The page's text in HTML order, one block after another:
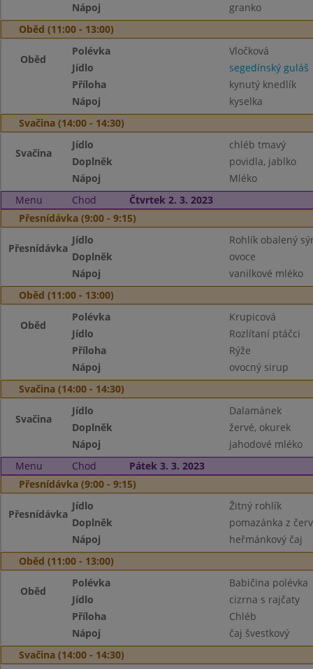
Nápoj
granko
Oběd (11:00 - 13:00)
Oběd
Polévka
Vločková
Jídlo
segedínský guláš
Příloha
kynutý knedlík
Nápoj
kyselka
Svačina (14:00 - 14:30)
Svačina
Jídlo
chléb tmavý
Doplněk
povidla, jablko
Nápoj
Mléko
Menu
Chod
Čtvrtek 2. 3. 2023
Přesnídávka (9:00 - 9:15)
Přesnídávka
Jídlo
Rohlík obalený
Doplněk
ovoce
Nápoj
vanilkové mléko
Oběd (11:00 - 13:00)
Oběd
Polévka
Krupicová
Jídlo
Rozlítaní ptáčci
Příloha
Rýže
Nápoj
ovocný sirup
Svačina (14:00 - 14:30)
Svačina
Jídlo
Dalamánek
Doplněk
žervé, okurek
Nápoj
jahodové mléko
Menu
Chod
Pátek 3. 3. 2023
Přesnídávka (9:00 - 9:15)
Přesnídávka
Jídlo
Žitný rohlík
Doplněk
pomazánka z
Nápoj
heřmánkový čaj
Oběd (11:00 - 13:00)
Oběd
Polévka
Babičina polévka
Jídlo
cizrna s rajčaty
Příloha
Chléb
Nápoj
čaj švestkový
Svačina (14:00 - 14:30)